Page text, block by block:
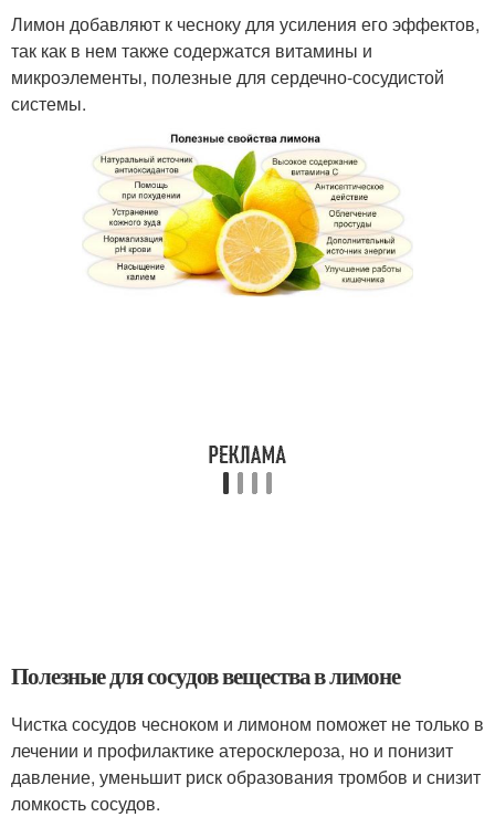
Лимон добавляют к чесноку для усиления его эффектов,
так как в нем также содержатся витамины и
микроэлементы, полезные для сердечно-сосудистой
системы.
Полезные для сосудов вещества в лимоне
Чистка сосудов чесноком и лимоном поможет не только в
лечении и профилактике атеросклероза, но и понизит
давление, уменьшит риск образования тромбов и снизит
ломкость сосудов.